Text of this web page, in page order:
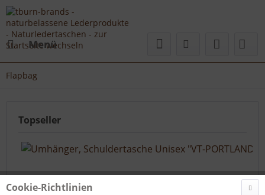
Menü
Flapbag
Topseller
Cookie-Richtlinien